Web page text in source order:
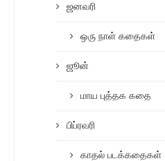
ஜனவரி
ஒரு நாள் கதைகள்
ஜூன்
மாய புத்தக கதை
பிப்ரவரி
காதல் படக்கதைகள்